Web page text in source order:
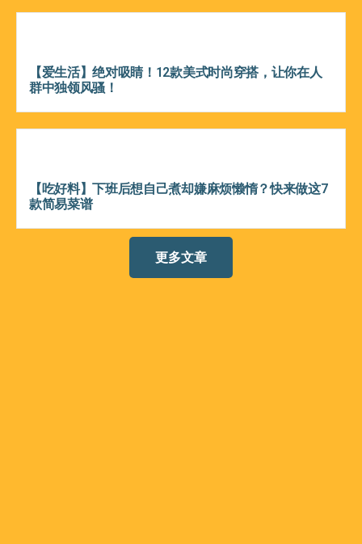
【爱生活】绝对吸睛！12款美式时尚穿搭，让你在人
群中独领风骚！
【吃好料】下班后想自己煮却嫌麻烦懒惰？快来做这7
款简易菜谱
更多文章